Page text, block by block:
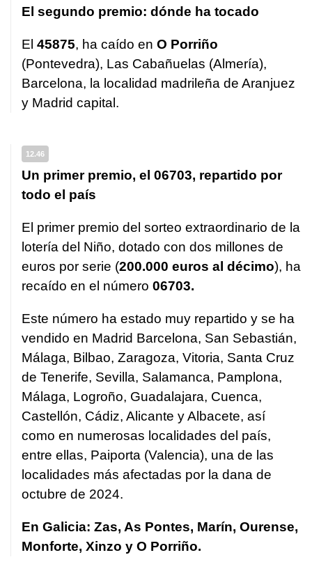
El segundo premio: dónde ha tocado
El 45875, ha caído en O Porriño
(Pontevedra), Las Cabañuelas (Almería),
Barcelona, la localidad madrileña de Aranjuez
y Madrid capital.
12.46
Un primer premio, el 06703, repartido por
todo el país
El primer premio del sorteo extraordinario de la
lotería del Niño, dotado con dos millones de
euros por serie (200.000 euros al décimo), ha
recaído en el número 06703.
Este número ha estado muy repartido y se ha
vendido en Madrid Barcelona, San Sebastián,
Málaga, Bilbao, Zaragoza, Vitoria, Santa Cruz
de Tenerife, Sevilla, Salamanca, Pamplona,
Málaga, Logroño, Guadalajara, Cuenca,
Castellón, Cádiz, Alicante y Albacete, así
como en numerosas localidades del país,
entre ellas, Paiporta (Valencia), una de las
localidades más afectadas por la dana de
octubre de 2024.
En Galicia: Zas, As Pontes, Marín, Ourense,
Monforte, Xinzo y O Porriño.